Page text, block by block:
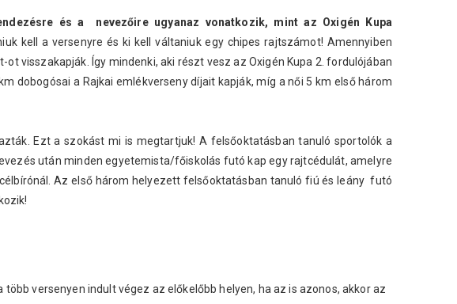
és a nevezőire ugyanaz vonatkozik, mint az Oxigén Kupa
kell a versenyre és ki kell váltaniuk egy chipes rajtszámot! Amennyiben
visszakapják. Így mindenki, aki részt vesz az Oxigén Kupa 2. fordulójában
dobogósai a Rajkai emlékverseny díjait kapják, míg a női 5 km első három
Ezt a szokást mi is megtartjuk! A felsőoktatásban tanuló sportolók a
után minden egyetemista/főiskolás futó kap egy rajtcédulát, amelyre
Az első három helyezett felsőoktatásban tanuló fiú és leány futó
versenyen indult végez az előkelőbb helyen, ha az is azonos, akkor az